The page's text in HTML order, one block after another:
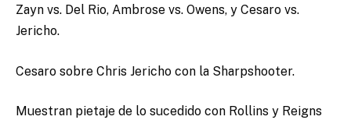
Zayn vs. Del Rio, Ambrose vs. Owens, y Cesaro vs.
Jericho.
Cesaro sobre Chris Jericho con la Sharpshooter.
Muestran pietaje de lo sucedido con Rollins y Reigns